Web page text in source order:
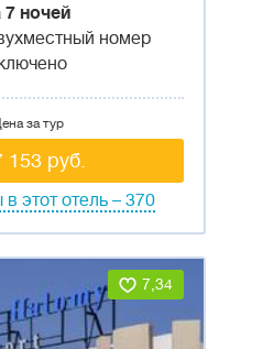
7 ночей
номер
этот отель – 370
за тур
153 руб.
7,34